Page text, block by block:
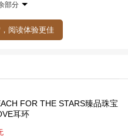
Stars臻品珠宝系列活动
部分
阅读体验更佳
FOR THE STARS臻品珠宝
耳环